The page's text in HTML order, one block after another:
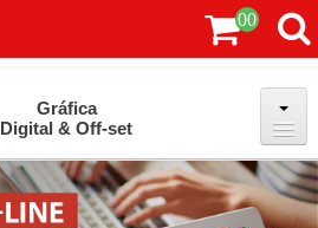
00
Gráfica
Digital & Off-set